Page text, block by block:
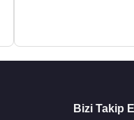
Bizi Takip